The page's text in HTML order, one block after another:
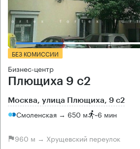
БЕЗ КОМИССИИ
Бизнес-центр
Плющиха 9 с2
Москва, улица Плющиха, 9 с2
Смоленская → 650 м ~6 мин
960 м → Хрущевский переулок